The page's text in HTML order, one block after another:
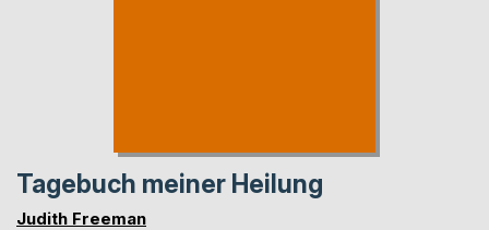
Tagebuch meiner Heilung
Judith Freeman